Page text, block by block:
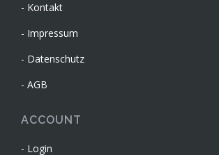
Kontakt
Impressum
Datenschutz
AGB
ACCOUNT
Login